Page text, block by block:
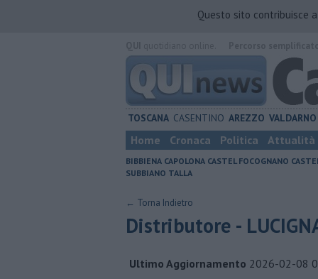
Questo sito contribuisce
TOSCANA CASENTINO AREZZO VALDARNO
Home Cronaca Politica Attualità
BIBBIENA CAPOLONA CASTEL FOCOGNANO
SUBBIANO TALLA
← Torna Indietro
Distributore -
Ultimo Aggiornamento 2026-02-08